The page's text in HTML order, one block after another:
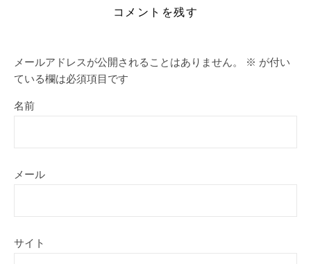
コメントを残す
メールアドレスが公開されることはありません。 ※ が付い
ている欄は必須項目です
名前
メール
サイト